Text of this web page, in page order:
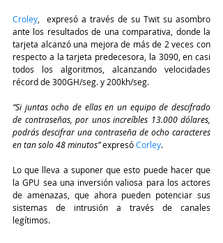
Croley ,  expresó a través de su Twit su asombro
ante los resultados de una comparativa, donde la
tarjeta alcanzó una mejora de más de 2 veces con
respecto a la tarjeta predecesora, la 3090, en casi
todos los algoritmos, alcanzando velocidades
récord de 300GH/seg. y 200kh/seg.
“Si juntas ocho de ellas en un equipo de descifrado
de contraseñas, por unos increíbles 13.000 dólares,
podrás descifrar una contraseña de ocho caracteres
en tan solo 48 minutos” expresó Corley.
Lo que lleva a suponer que esto puede hacer que
la GPU sea una inversión valiosa para los actores
de amenazas, que ahora pueden potenciar sus
sistemas de intrusión a través de canales
legítimos.